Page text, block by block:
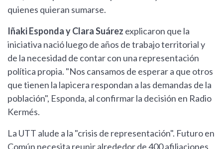
quienes quieran sumarse.
Iñaki Esponda y Clara Suárez explicaron que la
iniciativa nació luego de años de trabajo territorial y
de la necesidad de contar con una representación
política propia. "Nos cansamos de esperar a que otros
que tienen la lapicera respondan a las demandas de la
población", Esponda, al confirmar la decisión en Radio
Kermés.
La UTT alude a la "crisis de representación". Futuro en
Común necesita reunir alrededor de 400 afiliaciones